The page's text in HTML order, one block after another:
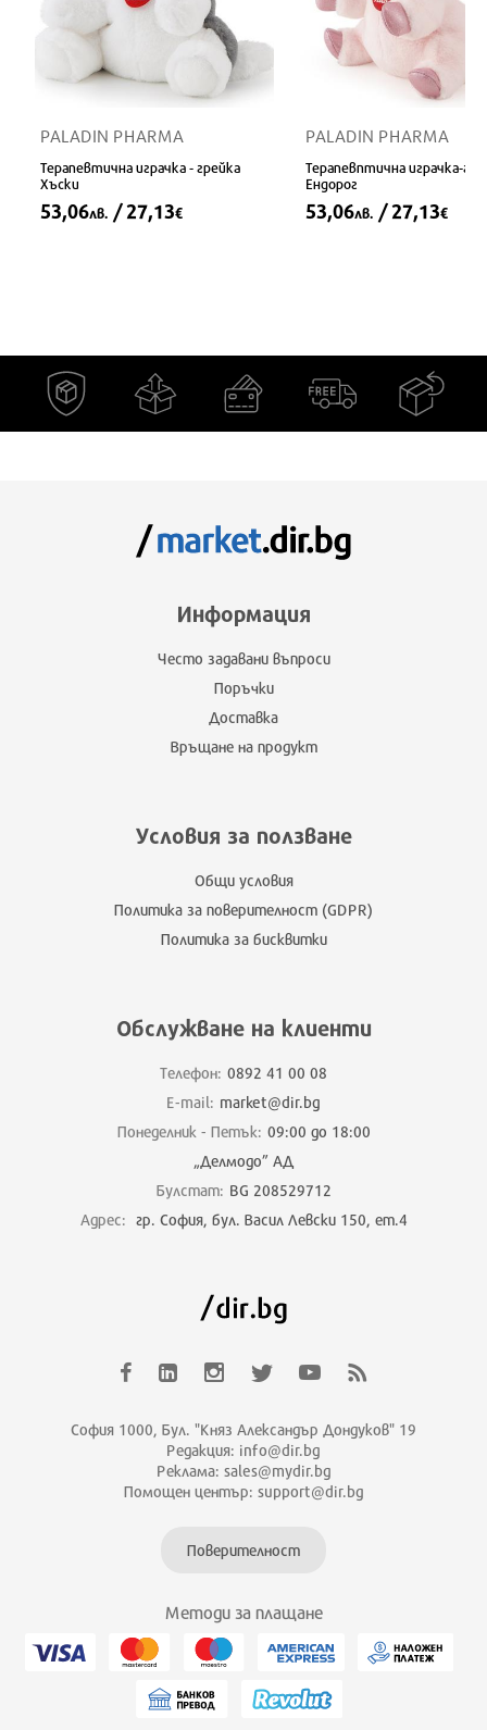
PALADIN PHARMA
Терапевтична играчка - грейка
Хъски
53,06лв. / 27,13€
PALADIN PHARMA
Терапевптична играчка-
Ендорог
53,06лв. / 27,13€
Информация
Често задавани въпроси
Поръчки
Доставка
Връщане на продукт
Условия за ползване
Общи условия
Политика за поверителност (GDPR)
Политика за бисквитки
Обслужване на клиенти
Телефон: 0892 41 00 08
E-mail: market@dir.bg
Понеделник - Петък: 09:00 до 18:00
„Делмодо” АД
Булстат: BG 208529712
Адрес: гр. София, бул. Васил Левски 150, ет.4
София 1000, Бул. "Княз Александър Дондуков" 19
Редакция: info@dir.bg
Реклама: sales@mydir.bg
Помощен център: support@dir.bg
Поверителност
Методи за плащане